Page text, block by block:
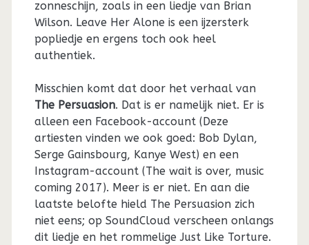
zonneschijn, zoals in een liedje van Brian
Wilson. Leave Her Alone is een ijzersterk
popliedje en ergens toch ook heel
authentiek.
Misschien komt dat door het verhaal van
The Persuasion. Dat is er namelijk niet. Er is
alleen een Facebook-account (Deze
artiesten vinden we ook goed: Bob Dylan,
Serge Gainsbourg, Kanye West) en een
Instagram-account (The wait is over, music
coming 2017). Meer is er niet. En aan die
laatste belofte hield The Persuasion zich
niet eens; op SoundCloud verscheen onlangs
dit liedje en het rommelige Just Like Torture.